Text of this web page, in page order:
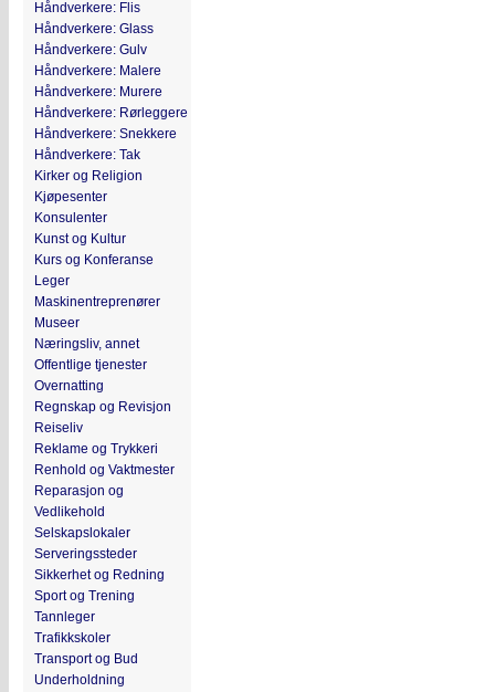
Håndverkere: Flis
Håndverkere: Glass
Håndverkere: Gulv
Håndverkere: Malere
Håndverkere: Murere
Håndverkere: Rørleggere
Håndverkere: Snekkere
Håndverkere: Tak
Kirker og Religion
Kjøpesenter
Konsulenter
Kunst og Kultur
Kurs og Konferanse
Leger
Maskinentreprenører
Museer
Næringsliv, annet
Offentlige tjenester
Overnatting
Regnskap og Revisjon
Reiseliv
Reklame og Trykkeri
Renhold og Vaktmester
Reparasjon og
Vedlikehold
Selskapslokaler
Serveringssteder
Sikkerhet og Redning
Sport og Trening
Tannleger
Trafikkskoler
Transport og Bud
Underholdning